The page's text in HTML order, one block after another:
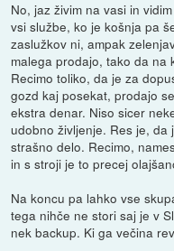
No, jaz živim na vasi in
vsi službe, ko je košnja pa
zaslužkov ni, ampak
malega prodajo, tako da na
Recimo toliko, da je za
gozd kaj posekat, prodajo
ekstra denar. Niso sicer
udobno življenje. Res je,
strašno delo. Recimo,
in s stroji je to precej
Na koncu pa lahko vse
tega nihče ne stori saj je v
nek backup. Ki ga večina